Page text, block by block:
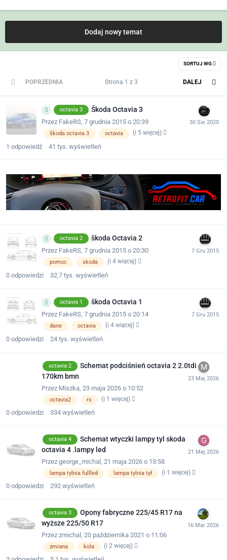
Dodaj nowy temat
SORTUJ WG
POPRZEDNIA DALEJ
Strona 1 z 3
octavia 3 Škoda Octavia 3
Przez FakeRS, 7 grudnia 2015 o 20:39
škoda octavia 3 octavia (i 5 więcej)
1 odpowiedź 41 tys. wyświetleń
octavia 2 škoda Octavia 2
Przez FakeRS, 7 grudnia 2015 o 20:30
pomoc skoda (i 4 więcej)
0 odpowiedzi 32,7 tys. wyświetleń
octavia 1 škoda Octavia 1
Przez FakeRS, 7 grudnia 2015 o 20:14
dane octavia (i 4 więcej)
0 odpowiedzi 24 tys. wyświetleń
octavia 2
Schemat podciśnień octavia 2 2.0tdi
170km bmn
Przez Miszka, 23 maja 2026 o 10:52
octavia2 rs (i 1 więcej)
0 odpowiedzi 334 wyświetleń
octavia 4
Schemat wtyczki lampy tyl skoda
octavia 4 .lampy led
Przez george_michal , 21 maja 2026 o 13:58
lampa tylnia fullled lampa tylnia tył (i 1 więcej)
0 odpowiedzi 292 wyświetleń
octavia 3
Opony fabryczne 225/45 R17 na
wyższe 225/50 R17
Przez zmichal , 20 października 2021 o 11:06
zmiana kola (i 2 więcej)